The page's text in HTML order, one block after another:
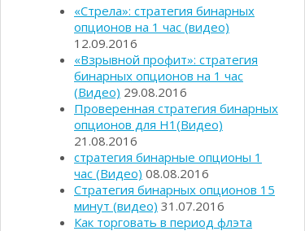
«Стрела»: стратегия бинарных
опционов на 1 час (видео)
12.09.2016
«Взрывной профит»: стратегия
бинарных опционов на 1 час
(Видео) 29.08.2016
Проверенная стратегия бинарных
опционов для Н1(Видео)
21.08.2016
стратегия бинарные опционы 1
час (Видео) 08.08.2016
Стратегия бинарных опционов 15
минут (видео) 31.07.2016
Как торговать в период флэта